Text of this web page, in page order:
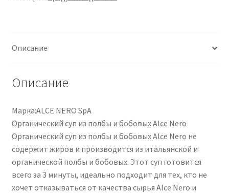
Nero
Описание
Описание
Марка:ALCE NERO SpA
Органический суп из полбы и бобовых Alce Nero
Органический суп из полбы и бобовых Alce Nero не
содержит жиров и производится из итальянской и
органической полбы и бобовых. Этот суп готовится
всего за 3 минуты, идеально подходит для тех, кто не
хочет отказываться от качества сырья Alce Nero и